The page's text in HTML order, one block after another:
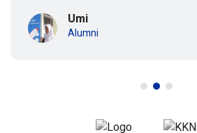
Umi
Alumni